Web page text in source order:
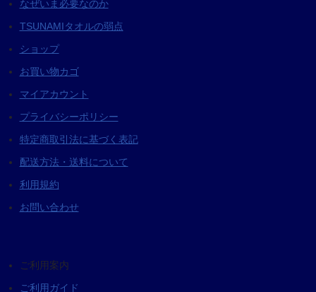
なぜいま必要なのか
TSUNAMIタオルの弱点
ショップ
お買い物カゴ
マイアカウント
プライバシーポリシー
特定商取引法に基づく表記
配送方法・送料について
利用規約
お問い合わせ
ご利用案内
ご利用ガイド